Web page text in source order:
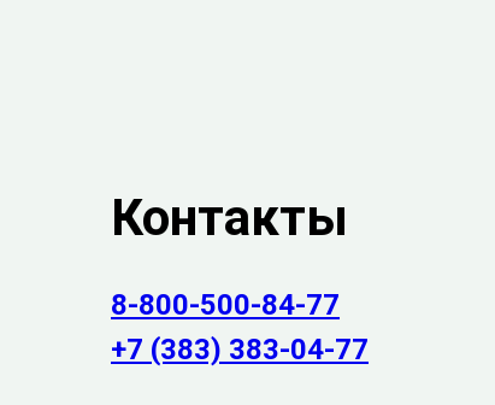
Контакты
8-800-500-84-77
+7 (383) 383-04-77